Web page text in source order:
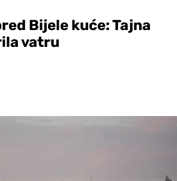
Bijele kuće: Tajna
vatru